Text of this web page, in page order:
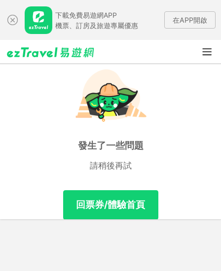
下載免費易遊網APP
機票、訂房及旅遊專屬優惠
在APP開啟
發生了一些問題
請稍後再試
回票券/體驗首頁